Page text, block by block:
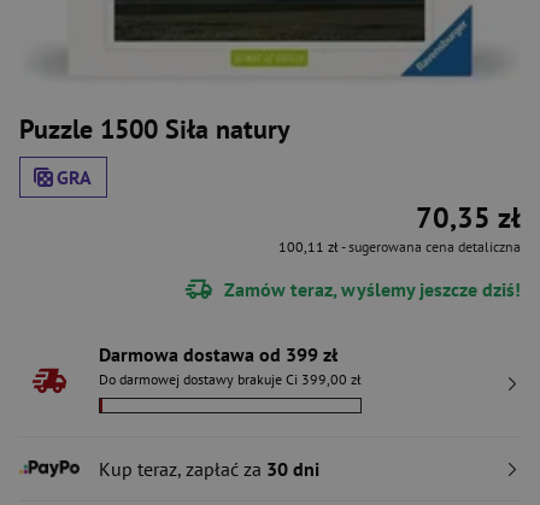
Puzzle 1500 Siła natury
GRA
70,35 zł
100,11 zł- sugerowana cena detaliczna
Zamów teraz, wyślemy jeszcze dziś!
Darmowa dostawa od 399 zł
Do darmowej dostawy brakuje Ci 399,00 zł
Kup teraz, zapłać za 30 dni